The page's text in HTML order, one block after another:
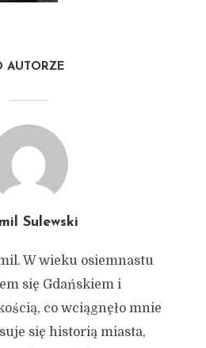
1 min czytania
Kamil Sulewski
AUTORZE
Sulewski
W wieku osiemnastu
się Gdańskiem i
co wciągnęło mnie
się historią miasta,